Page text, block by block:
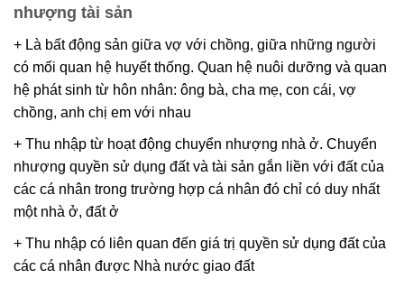
nhượng tài sản
+ Là bất động sản giữa vợ với chồng, giữa những người
có mối quan hệ huyết thống. Quan hệ nuôi dưỡng và quan
hệ phát sinh từ hôn nhân: ông bà, cha mẹ, con cái, vợ
chồng, anh chị em với nhau
+ Thu nhập từ hoạt động chuyển nhượng nhà ở. Chuyển
nhượng quyền sử dụng đất và tài sản gắn liền với đất của
các cá nhân trong trường hợp cá nhân đó chỉ có duy nhất
một nhà ở, đất ở
+ Thu nhập có liên quan đến giá trị quyền sử dụng đất của
các cá nhân được Nhà nước giao đất